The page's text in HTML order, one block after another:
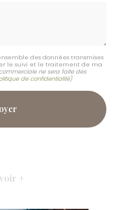
des données transmises
le suivi et le traitement de ma
ne sera faite des
de confidentialité)
+